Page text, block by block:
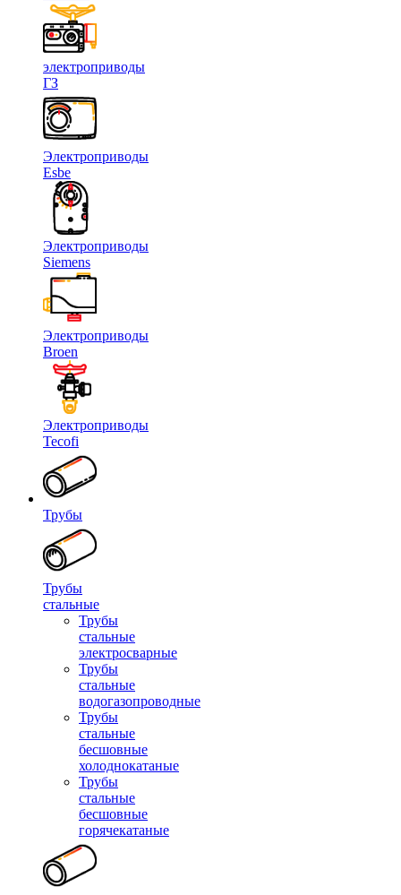
электроприводы
ГЗ
Электроприводы
Esbe
Электроприводы
Siemens
Электроприводы
Broen
Электроприводы
Tecofi
Трубы
Трубы
стальные
Трубы
стальные
электросварные
Трубы
стальные
водогазопроводные
Трубы
стальные
бесшовные
холоднокатаные
Трубы
стальные
бесшовные
горячекатаные